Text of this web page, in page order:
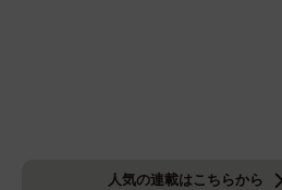
人気の連載はこちらから